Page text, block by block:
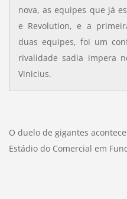
nova, as equipes que já
e Revolution, e a
duas equipes, foi um
rivalidade sadia impera
Vinicius.
O duelo de gigantes
Estádio do Comercial em